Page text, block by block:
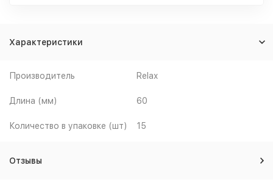
Характеристики
Производитель Relax
Длина (мм) 60
Количество в упаковке (шт) 15
Отзывы